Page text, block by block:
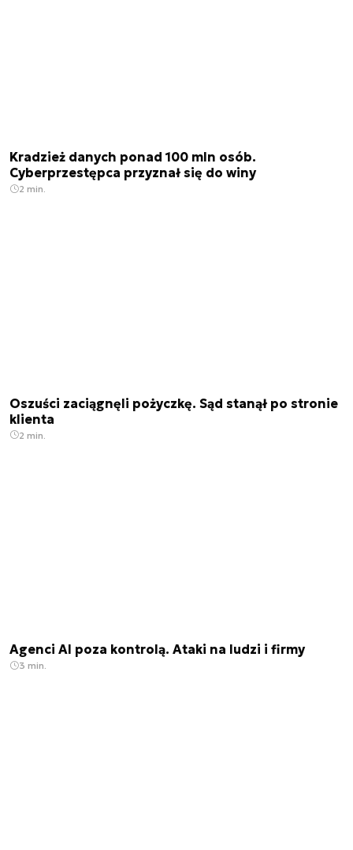
Kradzież danych ponad 100 mln osób.
Cyberprzestępca przyznał się do winy
2 min.
Oszuści zaciągnęli pożyczkę. Sąd stanął po stronie
klienta
2 min.
Agenci AI poza kontrolą. Ataki na ludzi i firmy
3 min.